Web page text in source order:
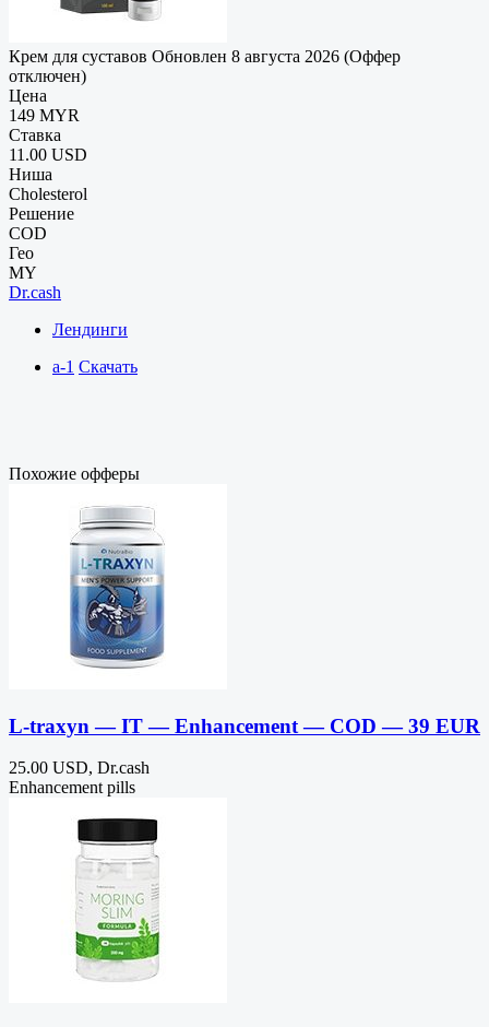
Крем для суставов Обновлен 8 августа 2026 (Оффер
отключен)
Цена
149 MYR
Ставка
11.00 USD
Ниша
Cholesterol
Решение
COD
Гео
MY
Dr.cash
Лендинги
a-1 Скачать
Похожие офферы
L-traxyn — IT — Enhancement — COD — 39 EUR
25.00 USD, Dr.cash
Enhancement pills